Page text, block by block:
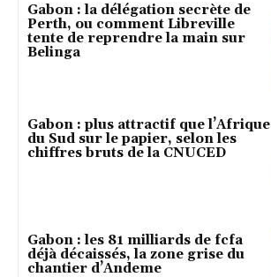
Gabon : la délégation secrète de
Perth, ou comment Libreville
tente de reprendre la main sur
Belinga
Gabon : plus attractif que l’Afrique
du Sud sur le papier, selon les
chiffres bruts de la CNUCED
Gabon : les 81 milliards de fcfa
déjà décaissés, la zone grise du
chantier d’Andeme